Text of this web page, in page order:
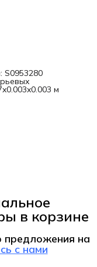
S0953280
м
в корзине
предложения на
с нами